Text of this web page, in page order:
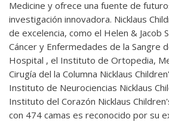
Medicine y ofrece una fuente de
investigación innovadora. Nicklaus
de excelencia, como el Helen & Jacob
Cáncer y Enfermedades de la Sangre
Hospital , el Instituto de Ortopedia,
Cirugía del la Columna Nicklaus
Instituto de Neurociencias Nicklaus
Instituto del Corazón Nicklaus
con 474 camas es reconocido por su